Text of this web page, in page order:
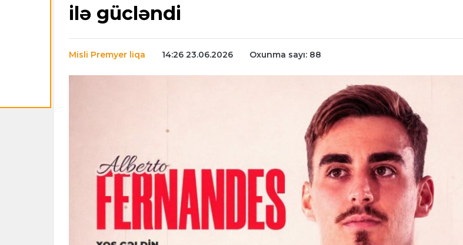
ilə gücləndi
Misli Premyer liqa 14:26 23.06.2026 Oxunma sayı: 88